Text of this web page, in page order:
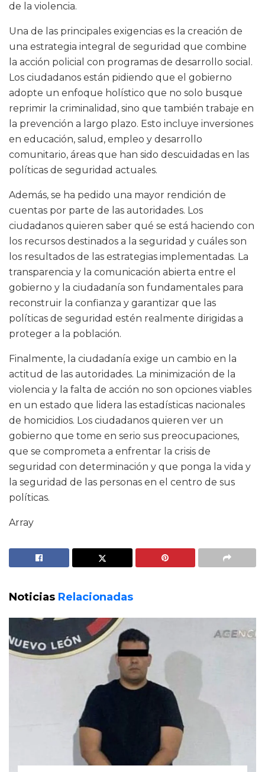
de la violencia.
Una de las principales exigencias es la creación de
una estrategia integral de seguridad que combine
la acción policial con programas de desarrollo social.
Los ciudadanos están pidiendo que el gobierno
adopte un enfoque holístico que no solo busque
reprimir la criminalidad, sino que también trabaje en
la prevención a largo plazo. Esto incluye inversiones
en educación, salud, empleo y desarrollo
comunitario, áreas que han sido descuidadas en las
políticas de seguridad actuales.
Además, se ha pedido una mayor rendición de
cuentas por parte de las autoridades. Los
ciudadanos quieren saber qué se está haciendo con
los recursos destinados a la seguridad y cuáles son
los resultados de las estrategias implementadas. La
transparencia y la comunicación abierta entre el
gobierno y la ciudadanía son fundamentales para
reconstruir la confianza y garantizar que las
políticas de seguridad estén realmente dirigidas a
proteger a la población.
Finalmente, la ciudadanía exige un cambio en la
actitud de las autoridades. La minimización de la
violencia y la falta de acción no son opciones viables
en un estado que lidera las estadísticas nacionales
de homicidios. Los ciudadanos quieren ver un
gobierno que tome en serio sus preocupaciones,
que se comprometa a enfrentar la crisis de
seguridad con determinación y que ponga la vida y
la seguridad de las personas en el centro de sus
políticas.
Array
Noticias Relacionadas